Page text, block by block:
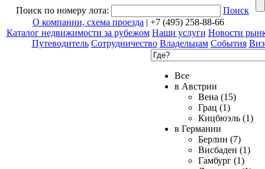
Поиск по номеру лота:
Поиск
О компании, схема проезда | +7 (495) 258-88-66
Каталог недвижимости за рубежом Наши услуги Новости
Путеводитель Сотрудничество Владельцам События
Все
в Австрии
Вена (15)
Грац (1)
Кицбюэль (1)
в Германии
Берлин (7)
Висбаден (1)
Гамбург (1)